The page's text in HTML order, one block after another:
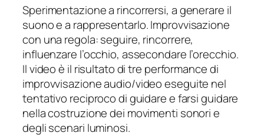
Sperimentazione a rincorrersi, a generare il
suono e a rappresentarlo. Improvvisazione
con una regola: seguire, rincorrere,
influenzare l’occhio, assecondare l’orecchio.
Il video è il risultato di tre performance di
improvvisazione audio/video eseguite nel
tentativo reciproco di guidare e farsi guidare
nella costruzione dei movimenti sonori e
degli scenari luminosi.